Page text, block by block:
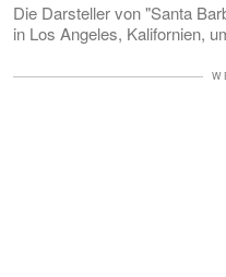
Die Darsteller von "Santa
in Los Angeles, Kalifornien,